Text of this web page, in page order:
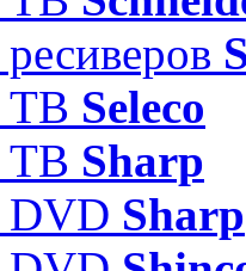
ТВ Seleco
ТВ Sharp
DVD Sharp